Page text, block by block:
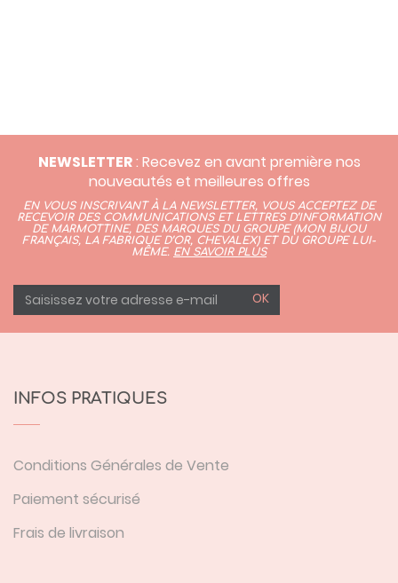
NEWSLETTER: Recevez en avant première nos
nouveautés et meilleures offres
EN VOUS INSCRIVANT À LA NEWSLETTER, VOUS ACCEPTEZ DE
RECEVOIR DES COMMUNICATIONS ET LETTRES D’INFORMATION
DE MARMOTTINE, DES MARQUES DU GROUPE (MON BIJOU
FRANÇAIS, LA FABRIQUE D’OR, CHEVALEX)ET DU GROUPE LUI-
MÊME. EN SAVOIR PLUS
OK
INFOS PRATIQUES
Conditions Générales de Vente
Paiement sécurisé
Frais de livraison